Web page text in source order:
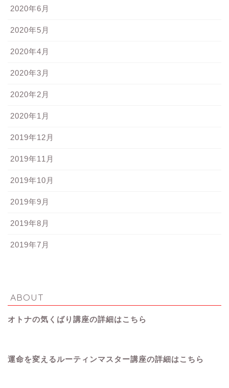
2020年6月
2020年5月
2020年4月
2020年3月
2020年2月
2020年1月
2019年12月
2019年11月
2019年10月
2019年9月
2019年8月
2019年7月
ABOUT
オトナの気くばり講座の詳細はこちら
運命を変えるルーティンマスター講座の詳細はこちら